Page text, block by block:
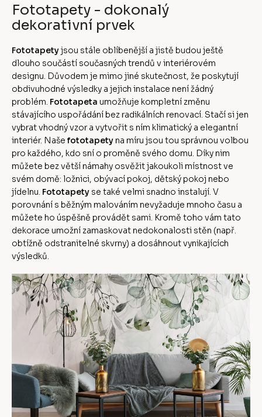
Fototapety - dokonalý
dekorativní prvek
Fototapetyjsou stále oblíbenější a jistě budou ještě
dlouho součástí současných trendů v interiérovém
designu. Důvodem je mimo jiné skutečnost, že poskytují
obdivuhodné výsledky a jejich instalace není žádný
problém. Fototapeta umožňuje kompletní změnu
stávajícího uspořádání bez radikálních renovací. Stačí si jen
vybrat vhodný vzor a vytvořit s ním klimatický a elegantní
interiér. Naše fototapetyna míru jsou tou správnou volbou
pro každého, kdo sní o proměně svého domu. Díky nim
můžete bez větší námahy osvěžit jakoukoli místnost ve
svém domě: ložnici, obývací pokoj, dětský pokoj nebo
jídelnu. Fototapety se také velmi snadno instalují. V
porovnání s běžným malováním nevyžaduje mnoho času a
můžete ho úspěšně provádět sami. Kromě toho vám tato
dekorace umožní zamaskovat nedokonalosti stěn (např.
obtížně odstranitelné skvrny) a dosáhnout vynikajících
výsledků.